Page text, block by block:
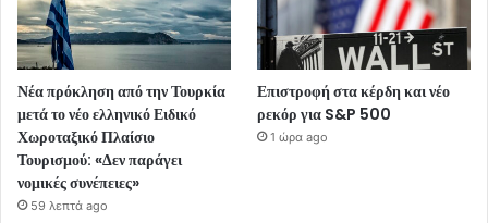
Νέα πρόκληση από την Τουρκία
μετά το νέο ελληνικό Ειδικό
Χωροταξικό Πλαίσιο
Τουρισμού: «Δεν παράγει
νομικές συνέπειες»
59 λεπτά ago
Επιστροφή στα κέρδη και νέο
ρεκόρ για S&P 500
1 ώρα ago